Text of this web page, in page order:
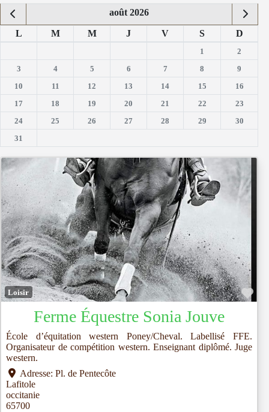
août 2026
L M M J V S D
1
2
3
4 5 6 7 8
9
10
11 12 13 14 15
16
17
18 19 20 21 22
23
24
25 26 27 28 29
30
31
Loisir
Ferme Équestre Sonia Jouve
École d’équitation western Poney/Cheval. Labellisé FFE.
Organisateur de compétition western. Enseignant diplômé. Juge
western.
Adresse: Pl. de Pentecôte
Lafitole
occitanie
65700